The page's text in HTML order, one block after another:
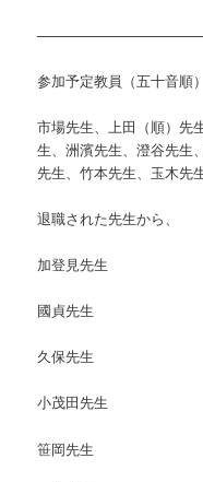
参加予定教員（五十音順）
市場先生、上田（順）先
生、洲濱先生、澄谷先生
先生、竹本先生、玉木先
退職された先生から、
加登見先生
國貞先生
久保先生
小茂田先生
笹岡先生